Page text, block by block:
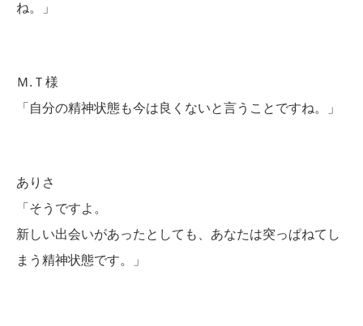
ね。」
Ｍ.Ｔ様
「自分の精神状態も今は良くないと言うことですね。」
ありさ
「そうですよ。
新しい出会いがあったとしても、あなたは突っぱねてし
まう精神状態です。」